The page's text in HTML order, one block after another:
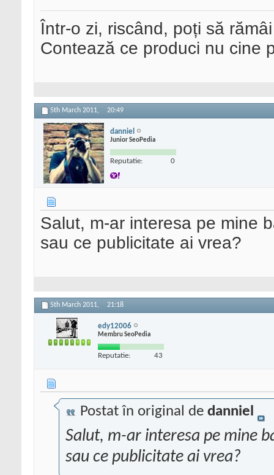
Într-o zi, riscând, poți să
Contează ce produci nu cine
5th March 2011, 20:49
danniel
Junior SeoPedia
Reputatie: 0
Salut, m-ar interesa pe mine
sau ce publicitate ai vrea?
5th March 2011, 21:18
edy12006
Membru SeoPedia
Reputatie: 43
Postat în original de danniel
Salut, m-ar interesa pe mine
sau ce publicitate ai vrea?